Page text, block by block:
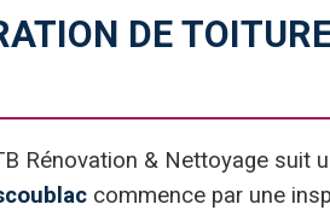
DE
Rénovation & Nettoyage suit
commence par une